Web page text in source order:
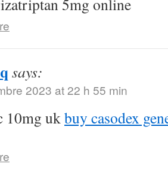
5mg online
says:
2023 at 22 h 55 min
10mg ukbuy casodex